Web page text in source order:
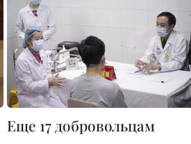
Еще 17 добровольцам